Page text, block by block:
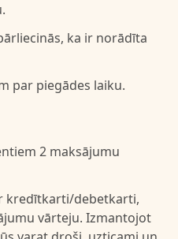
ka ir norādīta
par piegādes laiku.
2 maksājumu
kredītkarti/debetkarti,
vārteju. Izmantojot